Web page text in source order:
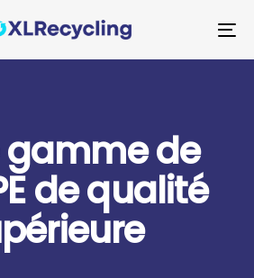
gammede
Edequalité
périeure